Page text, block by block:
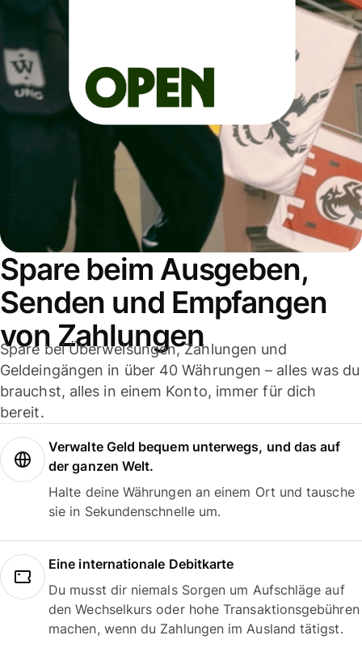
Spare beim Ausgeben,
Senden und Empfangen
von Zahlungen
Spare bei Überweisungen, Zahlungen und
Geldeingängen in über 40 Währungen – alles was du
brauchst, alles in einem Konto, immer für dich
bereit.
Verwalte Geld bequem unterwegs, und das auf
der ganzen Welt.
Halte deine Währungen an einem Ort und tausche
sie in Sekundenschnelle um.
Eine internationale Debitkarte
Du musst dir niemals Sorgen um Aufschläge auf
den Wechselkurs oder hohe Transaktionsgebühren
machen, wenn du Zahlungen im Ausland tätigst.